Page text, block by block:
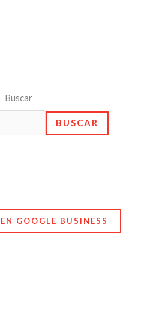
Buscar
BUSCAR
GOOGLE BUSINESS